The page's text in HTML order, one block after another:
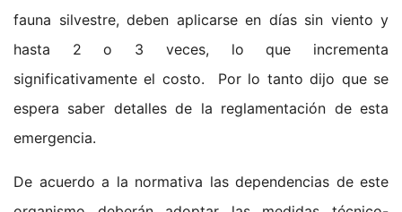
fauna silvestre, deben aplicarse en días sin viento y
hasta 2 o 3 veces, lo que incrementa
significativamente el costo. Por lo tanto dijo que se
espera saber detalles de la reglamentación de esta
emergencia.
De acuerdo a la normativa las dependencias de este